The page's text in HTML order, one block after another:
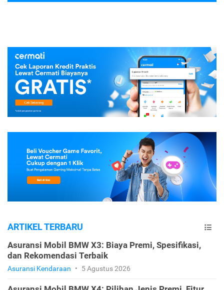
ARTIKEL TERBARU
Asuransi Mobil BMW X3: Biaya Premi, Spesifikasi,
dan Rekomendasi Terbaik
Asuransi Kendaraan • 5 Agustus 2026